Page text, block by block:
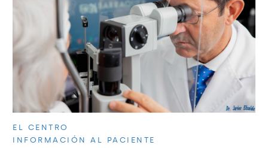
EL CENTRO
INFORMACIÓN AL PACIENTE